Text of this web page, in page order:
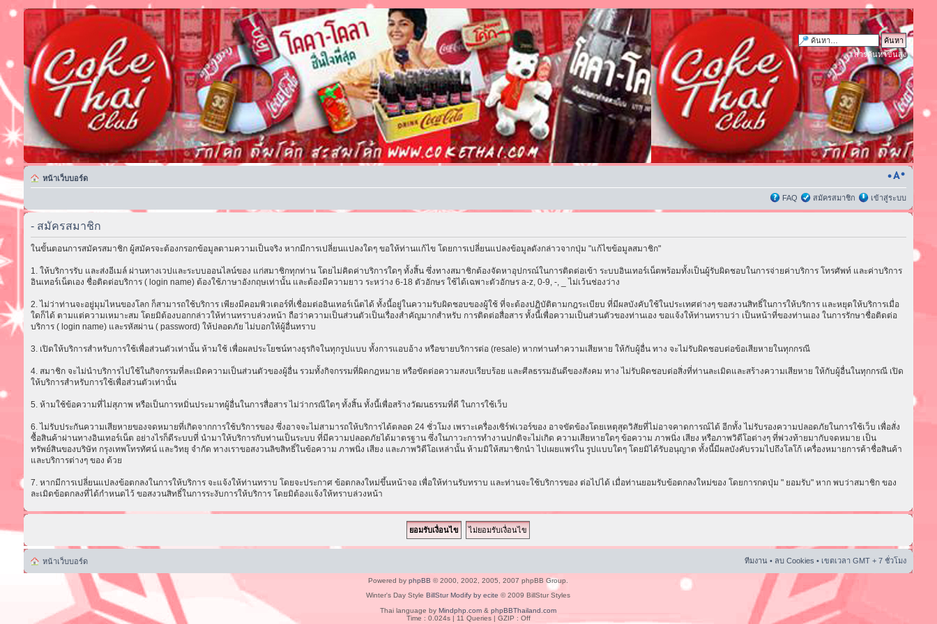
การค้นหาขั้นสูง
หน้าเว็บบอร์ด
FAQ สมัครสมาชิก เข้าสู่ระบบ
- สมัครสมาชิก
ในขั้นตอนการสมัครสมาชิก ผู้สมัครจะต้องกรอกข้อมูลตามความเป็นจริง หากมีการเปลี่ยนแปลงใดๆ ขอให้ท่านแก้ไข โดยการเปลี่ยนแปลงข้อมูลดังกล่าวจากปุ่ม "แก้ไขข้อมูลสมาชิก"
1. ให้บริการรับ และส่งอีเมล์ ผ่านทางเวปและระบบออนไลน์ของ แก่สมาชิกทุกท่าน โดยไม่คิดค่าบริการใดๆ ทั้งสิ้น ซึ่งทางสมาชิกต้องจัดหาอุปกรณ์ในการติดต่อเข้า ระบบอินเทอร์เน็ตพร้อมทั้งเป็นผู้รับผิดชอบในการจ่ายค่าบริการ โทรศัพท์ และค่าบริการ
อินเทอร์เน็ตเอง ชื่อติดต่อบริการ ( login name) ต้องใช้ภาษาอังกฤษเท่านั้น และต้องมีความยาว ระหว่าง 6-18 ตัวอักษร ใช้ได้เฉพาะตัวอักษร a-z, 0-9, -, _ ไม่เว้นช่องว่าง
2. ไม่ว่าท่านจะอยู่มุมไหนของโลก ก็สามารถใช้บริการ เพียงมีคอมพิวเตอร์ที่เชื่อมต่ออินเทอร์เน็ตได้ ทั้งนี้อยู่ในความรับผิดชอบของผู้ใช้ ที่จะต้องปฏิบัติตามกฎระเบียบ ที่มีผลบังคับใช้ในประเทศต่างๆ ขอสงวนสิทธิ์ในการให้บริการ และหยุดให้บริการเมื่อ
ใดก็ได้ ตามแต่ความเหมาะสม โดยมิต้องบอกกล่าวให้ท่านทราบล่วงหน้า ถือว่าความเป็นส่วนตัวเป็นเรื่องสำคัญมากสำหรับ การติดต่อสื่อสาร ทั้งนี้เพื่อความเป็นส่วนตัวของท่านเอง ขอแจ้งให้ท่านทราบว่า เป็นหน้าที่ของท่านเอง ในการรักษาชื่อติดต่อ
บริการ ( login name) และรหัสผ่าน ( password) ให้ปลอดภัย ไม่บอกให้ผู้อื่นทราบ
3. เปิดให้บริการสำหรับการใช้เพื่อส่วนตัวเท่านั้น ห้ามใช้ เพื่อผลประโยชน์ทางธุรกิจในทุกรูปแบบ ทั้งการแอบอ้าง หรือขายบริการต่อ (resale) หากท่านทำความเสียหาย ให้กับผู้อื่น ทาง จะไม่รับผิดชอบต่อข้อเสียหายในทุกกรณี
4. สมาชิก จะไม่นำบริการไปใช้ในกิจกรรมที่ละเมิดความเป็นส่วนตัวของผู้อื่น รวมทั้งกิจกรรมที่ผิดกฎหมาย หรือขัดต่อความสงบเรียบร้อย และศีลธรรมอันดีของสังคม ทาง ไม่รับผิดชอบต่อสิ่งที่ท่านละเมิดและสร้างความเสียหาย ให้กับผู้อื่นในทุกกรณี เปิด
ให้บริการสำหรับการใช้เพื่อส่วนตัวเท่านั้น
5. ห้ามใช้ข้อความที่ไม่สุภาพ หรือเป็นการหมิ่นประมาทผู้อื่นในการสื่อสาร ไม่ว่ากรณีใดๆ ทั้งสิ้น ทั้งนี้เพื่อสร้างวัฒนธรรมที่ดี ในการใช้เว็บ
6. ไม่รับประกันความเสียหายของจดหมายที่เกิดจากการใช้บริการของ ซึ่งอาจจะไม่สามารถให้บริการได้ตลอด 24 ชั่วโมง เพราะเครื่องเซิร์ฟเวอร์ของ อาจขัดข้องโดยเหตุสุดวิสัยที่ไม่อาจคาดการณ์ได้ อีกทั้ง ไม่รับรองความปลอดภัยในการใช้เว็บ เพื่อสั่ง
ซื้อสินค้าผ่านทางอินเทอร์เน็ต อย่างไรก็ดีระบบที่ นำมาให้บริการกับท่านเป็นระบบ ที่มีความปลอดภัยได้มาตรฐาน ซึ่งในภาวะการทำงานปกติจะไม่เกิด ความเสียหายใดๆ ข้อความ ภาพนิ่ง เสียง หรือภาพวิดีโอต่างๆ ที่พ่วงท้ายมากับจดหมาย เป็น
ทรัพย์สินของบริษัท กรุงเทพโทรทัศน์ และวิทยุ จำกัด ทางเราขอสงวนลิขสิทธิ์ในข้อความ ภาพนิ่ง เสียง และภาพวิดีโอเหล่านั้น ห้ามมิให้สมาชิกนำ ไปเผยแพร่ใน รูปแบบใดๆ โดยมิได้รับอนุญาต ทั้งนี้มีผลบังคับรวมไปถึงโลโก้ เครื่องหมายการค้าชื่อสินค้า
และบริการต่างๆ ของ ด้วย
7. หากมีการเปลี่ยนแปลงข้อตกลงในการให้บริการ จะแจ้งให้ท่านทราบ โดยจะประกาศ ข้อตกลงใหม่ขึ้นหน้าจอ เพื่อให้ท่านรับทราบ และท่านจะใช้บริการของ ต่อไปได้ เมื่อท่านยอมรับข้อตกลงใหม่ของ โดยการกดปุ่ม " ยอมรับ" หาก พบว่าสมาชิก ของ
ละเมิดข้อตกลงที่ได้กำหนดไว้ ขอสงวนสิทธิ์ในการระงับการให้บริการ โดยมิต้องแจ้งให้ทราบล่วงหน้า
หน้าเว็บบอร์ด ทีมงาน • ลบ Cookies • เขตเวลา GMT + 7 ชั่วโมง
Powered byphpBB © 2000, 2002, 2005, 2007 phpBB Group.
Winter's Day StyleBillStur Modify by ecite © 2009 BillStur Styles
Thai language byMindphp.com &phpBBThailand.com
Time : 0.024s | 11 Queries | GZIP : Off